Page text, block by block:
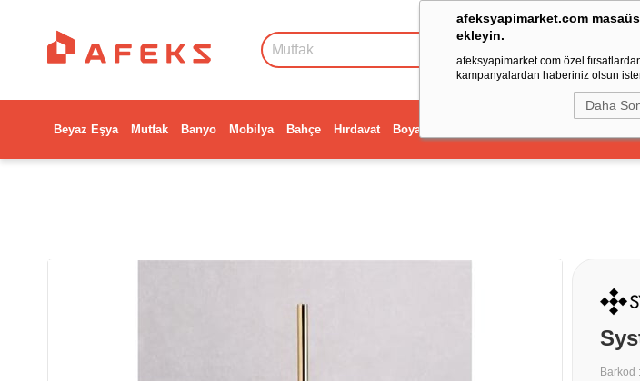
afeksyapimarket.com
ekleyin.
afeksyapimarket.com özel
kampanyalardan haberiniz olsun
Daha
Beyaz Eşya Mutfak Banyo Mobilya Bahçe Hırdavat Boya
Barkod :